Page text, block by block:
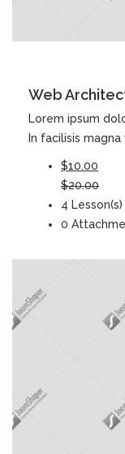
Web
Lorem ipsum
In facilisis
$10.00
$20.00
4 Lesson(s)
0